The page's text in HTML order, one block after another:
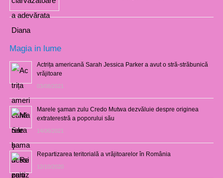
Magia in lume
Actrița americană Sarah Jessica Parker a avut o stră-străbunică
vrăjitoare
03/08/2021
Marele şaman zulu Credo Mutwa dezvăluie despre originea
extraterestră a poporului său
14/06/2021
Repartizarea teritorială a vrăjitoarelor în România
12/10/2020